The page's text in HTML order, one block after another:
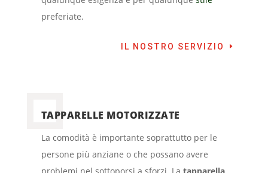
preferiate.
IL NOSTRO SERVIZIO
TAPPARELLE MOTORIZZATE
La comodità è importante soprattutto per le
persone più anziane o che possano avere